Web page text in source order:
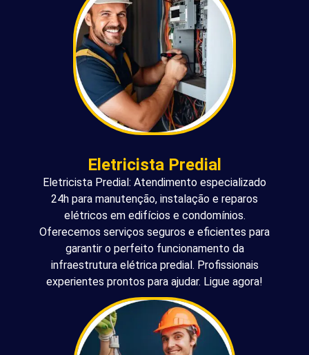
Eletricista Predial
Eletricista Predial: Atendimento especializado
24h para manutenção, instalação e reparos
elétricos em edifícios e condomínios.
Oferecemos serviços seguros e eficientes para
garantir o perfeito funcionamento da
infraestrutura elétrica predial. Profissionais
experientes prontos para ajudar. Ligue agora!